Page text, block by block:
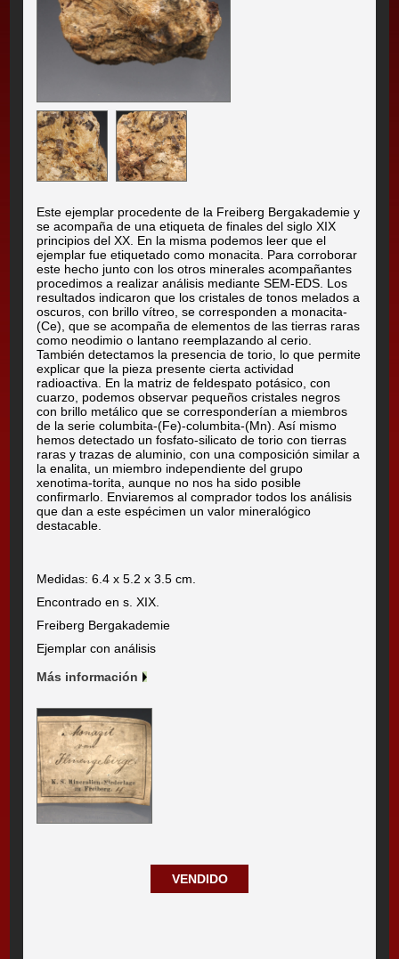
Este ejemplar procedente de la Freiberg Bergakademie y
se acompaña de una etiqueta de finales del siglo XIX
principios del XX. En la misma podemos leer que el
ejemplar fue etiquetado como monacita. Para corroborar
este hecho junto con los otros minerales acompañantes
procedimos a realizar análisis mediante SEM-EDS. Los
resultados indicaron que los cristales de tonos melados a
oscuros, con brillo vítreo, se corresponden a monacita-
(Ce), que se acompaña de elementos de las tierras raras
como neodimio o lantano reemplazando al cerio.
También detectamos la presencia de torio, lo que permite
explicar que la pieza presente cierta actividad
radioactiva. En la matriz de feldespato potásico, con
cuarzo, podemos observar pequeños cristales negros
con brillo metálico que se corresponderían a miembros
de la serie columbita-(Fe)-columbita-(Mn). Así mismo
hemos detectado un fosfato-silicato de torio con tierras
raras y trazas de aluminio, con una composición similar a
la enalita, un miembro independiente del grupo
xenotima-torita, aunque no nos ha sido posible
confirmarlo. Enviaremos al comprador todos los análisis
que dan a este espécimen un valor mineralógico
destacable.
Medidas: 6.4 x 5.2 x 3.5 cm.
Encontrado en s. XIX.
Freiberg Bergakademie
Ejemplar con análisis
Más información
VENDIDO